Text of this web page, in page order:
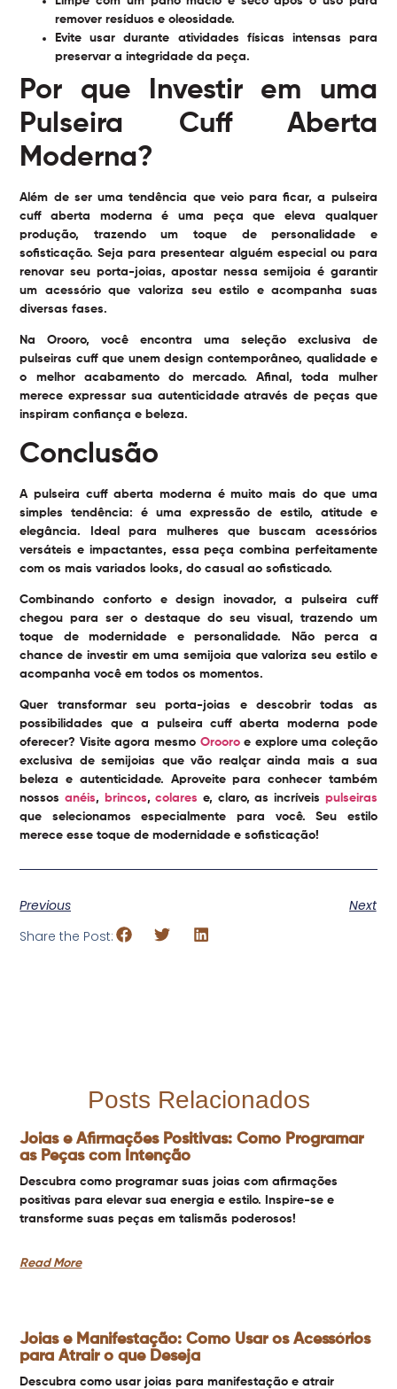
remover resíduos e oleosidade.
Evite usar durante atividades físicas intensas para
preservar a integridade da peça.
Por que Investir em uma
Pulseira Cuff Aberta
Moderna?
Além de ser uma tendência que veio para ficar, a pulseira
cuff aberta moderna é uma peça que eleva qualquer
produção, trazendo um toque de personalidade e
sofisticação. Seja para presentear alguém especial ou para
renovar seu porta-joias, apostar nessa semijoia é garantir
um acessório que valoriza seu estilo e acompanha suas
diversas fases.
Na Orooro, você encontra uma seleção exclusiva de
pulseiras cuff que unem design contemporâneo, qualidade e
o melhor acabamento do mercado. Afinal, toda mulher
merece expressar sua autenticidade através de peças que
inspiram confiança e beleza.
Conclusão
A pulseira cuff aberta moderna é muito mais do que uma
simples tendência: é uma expressão de estilo, atitude e
elegância. Ideal para mulheres que buscam acessórios
versáteis e impactantes, essa peça combina perfeitamente
com os mais variados looks, do casual ao sofisticado.
Combinando conforto e design inovador, a pulseira cuff
chegou para ser o destaque do seu visual, trazendo um
toque de modernidade e personalidade. Não perca a
chance de investir em uma semijoia que valoriza seu estilo e
acompanha você em todos os momentos.
Quer transformar seu porta-joias e descobrir todas as
possibilidades que a pulseira cuff aberta moderna pode
oferecer? Visite agora mesmo Orooroe explore uma coleção
exclusiva de semijoias que vão realçar ainda mais a sua
beleza e autenticidade. Aproveite para conhecer também
nossosanéis, brincos,colares e, claro, as incríveis pulseiras
que selecionamos especialmente para você. Seu estilo
merece esse toque de modernidade e sofisticação!
Previous
Next
Share the Post:
Posts Relacionados
Joias e Afirmações Positivas: Como Programar
as Peças com Intenção
Descubra como programar suas joias com afirmações
positivas para elevar sua energia e estilo. Inspire-se e
transforme suas peças em talismãs poderosos!
Read More
Joias e Manifestação: Como Usar os Acessórios
para Atrair o que Deseja
Descubra como usar joias para manifestação e atrair